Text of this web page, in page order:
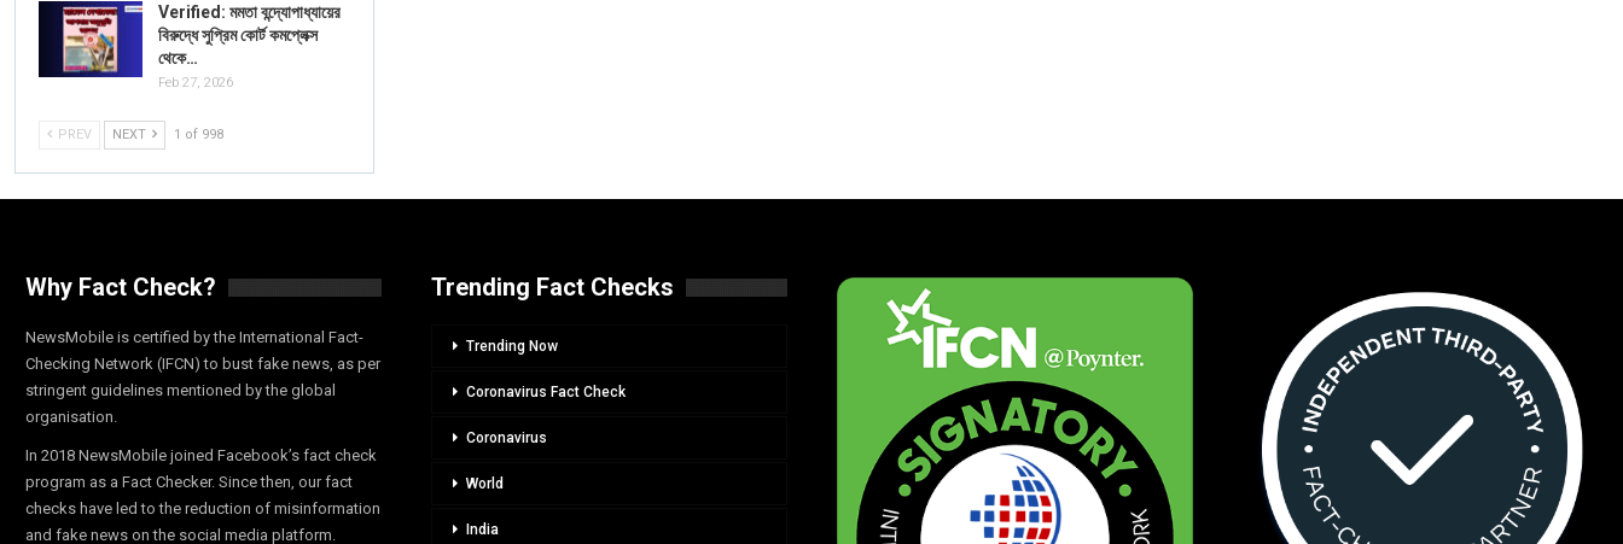
Verified: মমতা বন্দ্যোপাধ্যায়ের
বিরুদ্ধে সুপ্রিম কোর্ট কমপ্লেক্স
থেকে…
Feb 27, 2026
PREV NEXT 1 of 998
Why Fact Check?
NewsMobile is certified by the International Fact-
Checking Network (IFCN) to bust fake news, as per
stringent guidelines mentioned by the global
organisation.
In 2018 NewsMobile joined Facebook’s fact check
program as a Fact Checker. Since then, our fact
checks have led to the reduction of misinformation
and fake news on the social media platform.
Trending Fact Checks
Trending Now
Coronavirus Fact Check
Coronavirus
World
India